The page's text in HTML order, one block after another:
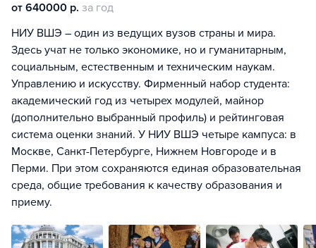
от 640000 р. за год
НИУ ВШЭ – один из ведущих вузов страны и мира.
Здесь учат не только экономике, но и гуманитарным,
социальным, естественным и техническим наукам.
Управлению и искусству. Фирменный набор студента:
академический год из четырех модулей, майнор
(дополнительно выбранный профиль) и рейтинговая
система оценки знаний. У НИУ ВШЭ четыре кампуса: в
Москве, Санкт-Петербурге, Нижнем Новгороде и в
Перми. При этом сохраняются единая образовательная
среда, общие требования к качеству образования и
приему.